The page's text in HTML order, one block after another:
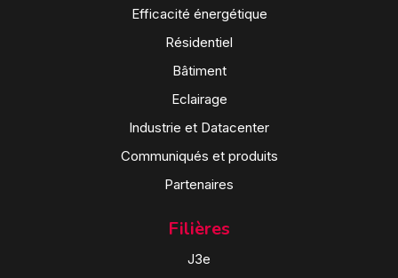
Efficacité énergétique
Résidentiel
Bâtiment
Eclairage
Industrie et Datacenter
Communiqués et produits
Partenaires
Filières
J3e